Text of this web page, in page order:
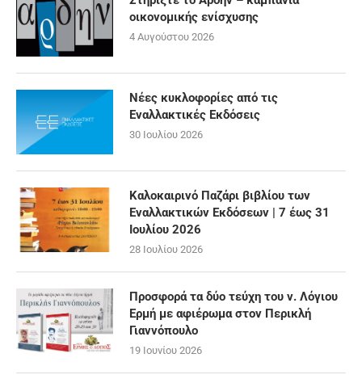
οικονομικής ενίσχυσης
4 Αυγούστου 2026
Νέες κυκλοφορίες από τις
Εναλλακτικές Εκδόσεις
30 Ιουλίου 2026
Καλοκαιρινό Παζάρι βιβλίου των
Εναλλακτικών Εκδόσεων | 7 έως 31
Ιουλίου 2026
28 Ιουλίου 2026
Προσφορά τα δύο τεύχη του ν. Λόγιου
Ερμή με αφιέρωμα στον Περικλή
Γιαννόπουλο
19 Ιουνίου 2026